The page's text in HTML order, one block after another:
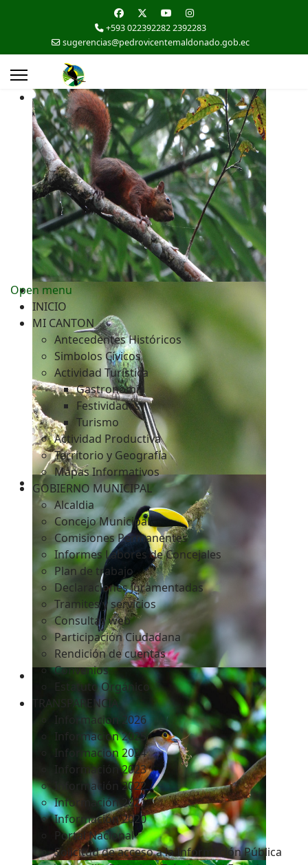
+593 022392282 2392283
sugerencias@pedrovicentemaldonado.gob.ec
Open menu
INICIO
MI CANTON
Antecedentes Históricos
Simbolos Cívicos
Actividad Turística
Gastronomía
Festividades
Turismo
Actividad Productiva
Territorio y Geografía
Mapas Informativos
GOBIERNO MUNICIPAL
Alcaldia
Concejo Municipal
Comisiones Permanentes
Informes Labores de Concejales
Plan de trabajo
Declaraciones Juramentadas
Tramites y servicios
Consultas web
Participación Ciudadana
Rendición de cuentas
Convenios
Estatuto Orgánico
TRANSPARENCIA
Informacion 2026
Informacion 2025
Informacion 2024
Información 2023
Información 2022
Información 2021
Información 2020
Portal Nacional
Solicitud de acceso a la Información Pública